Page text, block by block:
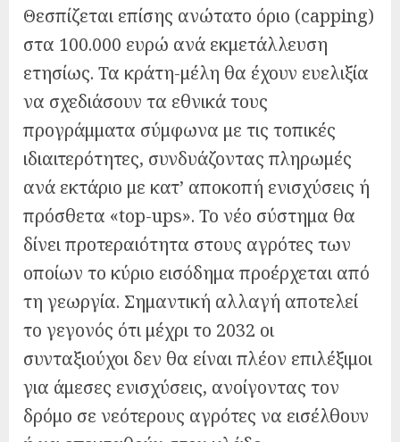
Θεσπίζεται επίσης ανώτατο όριο (capping)
στα 100.000 ευρώ ανά εκμετάλλευση
ετησίως. Τα κράτη-μέλη θα έχουν ευελιξία
να σχεδιάσουν τα εθνικά τους
προγράμματα σύμφωνα με τις τοπικές
ιδιαιτερότητες, συνδυάζοντας πληρωμές
ανά εκτάριο με κατ’ αποκοπή ενισχύσεις ή
πρόσθετα «top-ups». Το νέο σύστημα θα
δίνει προτεραιότητα στους αγρότες των
οποίων το κύριο εισόδημα προέρχεται από
τη γεωργία. Σημαντική αλλαγή αποτελεί
το γεγονός ότι μέχρι το 2032 οι
συνταξιούχοι δεν θα είναι πλέον επιλέξιμοι
για άμεσες ενισχύσεις, ανοίγοντας τον
δρόμο σε νεότερους αγρότες να εισέλθουν